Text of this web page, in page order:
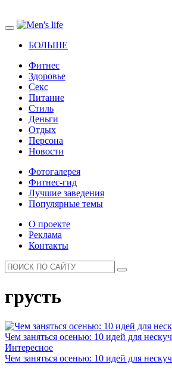
БОЛЬШЕ
Фитнес
Здоровье
Секс
Питание
Стиль
Деньги
Отдых
Персона
Новости
Фотогалерея
Фитнес-гид
Лучшие заведения
Популярные темы
О проекте
Реклама
Контакты
грусть
Чем заняться осенью: 10 идей для
Интересное
Чем заняться осенью: 10 идей для